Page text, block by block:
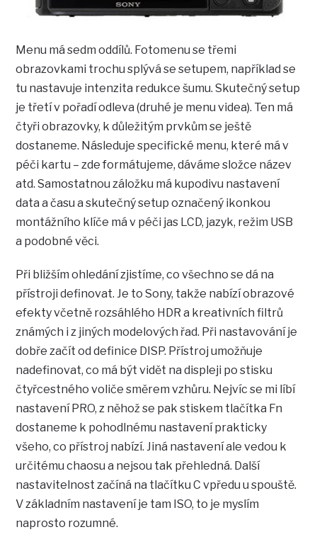
Menu má sedm oddílů. Fotomenu se třemi
obrazovkami trochu splývá se setupem, například se
tu nastavuje intenzita redukce šumu. Skutečný setup
je třetí v pořadí odleva (druhé je menu videa). Ten má
čtyři obrazovky, k důležitým prvkům se ještě
dostaneme. Následuje specifické menu, které má v
péči kartu – zde formátujeme, dáváme složce název
atd. Samostatnou záložku má kupodivu nastavení
data a času a skutečný setup označený ikonkou
montážního klíče má v péči jas LCD, jazyk, režim USB
a podobné věci.
Při bližším ohledání zjistíme, co všechno se dá na
přístroji definovat. Je to Sony, takže nabízí obrazové
efekty včetně rozsáhlého HDR a kreativních filtrů
známých i z jiných modelových řad. Při nastavování je
dobře začít od definice DISP. Přístroj umožňuje
nadefinovat, co má být vidět na displeji po stisku
čtyřcestného voliče směrem vzhůru. Nejvíc se mi líbí
nastavení PRO, z něhož se pak stiskem tlačítka Fn
dostaneme k pohodlnému nastavení prakticky
všeho, co přístroj nabízí. Jiná nastavení ale vedou k
určitému chaosu a nejsou tak přehledná. Další
nastavitelnost začíná na tlačítku C vpředu u spouště.
V základním nastavení je tam ISO, to je myslím
naprosto rozumné.